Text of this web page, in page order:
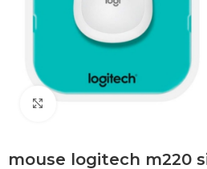
mouse logitech m220